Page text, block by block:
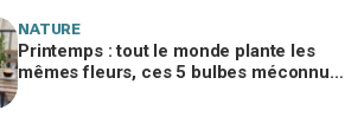
NATURE
Printemps : tout le monde plante les
mêmes fleurs, ces 5 bulbes méconnus